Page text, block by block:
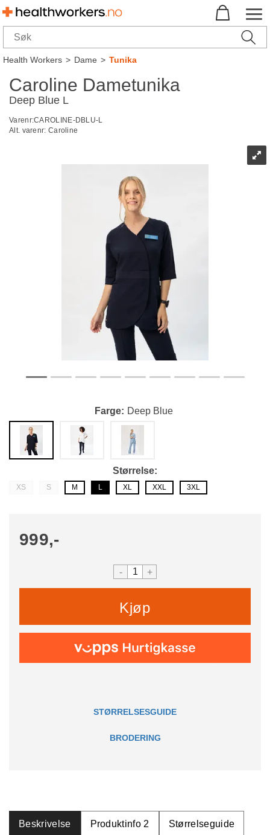
Health Workers>Dame>Tunika
Caroline Dametunika
Deep Blue L
Varenr:CAROLINE-DBLU-L
Alt. varenr: Caroline
Farge Deep Blue
Størrelse
XS S M L XL XXL 3XL
999,-
- +
Kjøp
STØRRELSESGUIDE
BRODERING
Beskrivelse Produktinfo 2 Størrelseguide